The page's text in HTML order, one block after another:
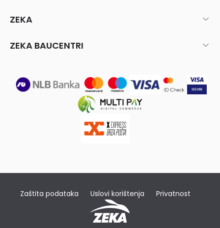
ZEKA
ZEKA BAUCENTRI
Zaštita podataka Uslovi korištenja Privatnost